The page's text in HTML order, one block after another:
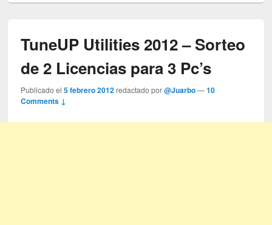
TuneUP Utilities 2012 – Sorteo
de 2 Licencias para 3 Pc’s
Publicado el5 febrero 2012 redactado por@Juarbo —10
Comments ↓